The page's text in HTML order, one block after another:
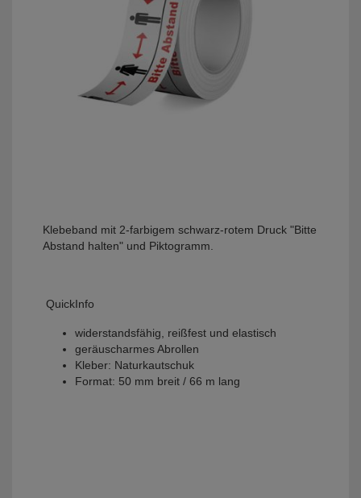
Klebeband mit 2-farbigem schwarz-rotem Druck "Bitte
Abstand halten" und Piktogramm.
QuickInfo
widerstandsfähig, reißfest und elastisch
geräuscharmes Abrollen
Kleber: Naturkautschuk
Format: 50 mm breit / 66 m lang